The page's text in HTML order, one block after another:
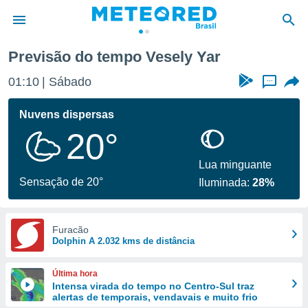
da
fornecidas
a este
das
e
forma
digital
Previsão do tempo Vesely Yar
01:10 Sábado ...
Nuvens dispersas
20°
Sensação de 20°
Lua minguante
Iluminada:28%
Furacão
Dolphin A 2.032 kms de distância
Última hora
Intensa virada do tempo no Centro-Sul traz
alertas de temporais, vendavais e muito frio